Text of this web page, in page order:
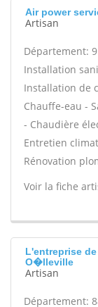
Air power
Artisan
Département:
Installation
Installation de
Chauffe-eau -
- Chaudière
Entretien
Rénovation
Voir la fiche
L'entreprise
O�lleville
Artisan
Département: